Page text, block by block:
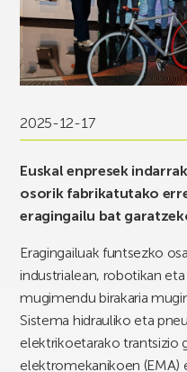
2025-12-17
Euskal enpresek
osorik fabrikatutako
eragingailu bat
Eragingailuak funtsezko
industrialean, robotikan
mugimendu birakaria
Sistema hidrauliko eta
elektrikoetarako trantsizio
elektromekanikoen (EMA)